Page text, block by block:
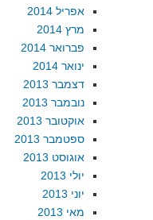
אפריל 2014
מרץ 2014
פברואר 2014
ינואר 2014
דצמבר 2013
נובמבר 2013
אוקטובר 2013
ספטמבר 2013
אוגוסט 2013
יולי 2013
יוני 2013
מאי 2013